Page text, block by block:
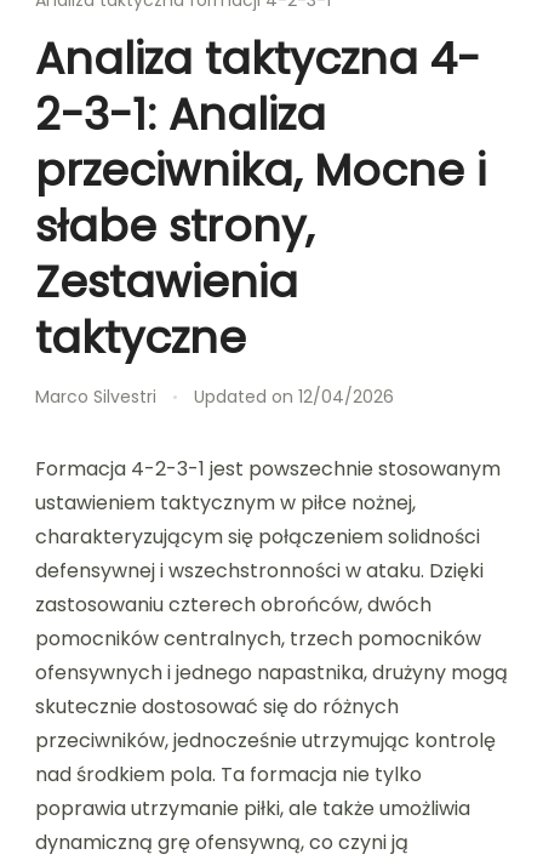
Analiza taktyczna 4-
2-3-1: Analiza
przeciwnika, Mocne i
słabe strony,
Zestawienia
taktyczne
Marco Silvestri Updated on 12/04/2026
Formacja 4-2-3-1 jest powszechnie stosowanym
ustawieniem taktycznym w piłce nożnej,
charakteryzującym się połączeniem solidności
defensywnej i wszechstronności w ataku. Dzięki
zastosowaniu czterech obrońców, dwóch
pomocników centralnych, trzech pomocników
ofensywnych i jednego napastnika, drużyny mogą
skutecznie dostosować się do różnych
przeciwników, jednocześnie utrzymując kontrolę
nad środkiem pola. Ta formacja nie tylko
poprawia utrzymanie piłki, ale także umożliwia
dynamiczną grę ofensywną, co czyni ją